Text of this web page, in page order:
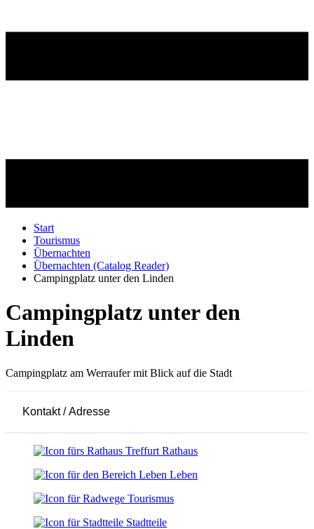
Start
Tourismus
Übernachten
Übernachten (Catalog Reader)
Campingplatz unter den Linden
Campingplatz unter den
Linden
Campingplatz am Werraufer mit Blick auf die Stadt
Kontakt / Adresse
Rathaus
Leben
Tourismus
Stadtteile